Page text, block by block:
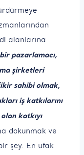
alanlarına
pazarlamacı,
şirketleri
sahibi olmak,
iş katkılarını
katkıyı
dokunmak ve
şey. En ufak